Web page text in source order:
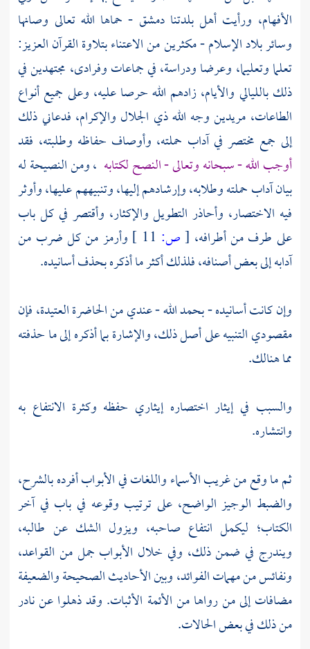
الأفهام، ورأيت أهل بلدتنادمشق - حماها الله تعالى وصانها
وسائر بلاد الإسلام - مكثرين من الاعتناء بتلاوة القرآن العزيز:
تعلما وتعليما، وعرضا ودراسة، في جماعات وفرادى، مجتهدين في
ذلك بالليالي والأيام، زادهم الله حرصا عليه، وعلى جميع أنواع
الطاعات، مريدين وجه الله ذي الجلال والإكرام، فدعاني ذلك
إلى جمع مختصر في آداب حملته، وأوصاف حفاظه وطلبته، فقد
أوجب الله - سبحانه وتعالى - النصح لكتابه ، ومن النصيحة له
بيان آداب حملته وطلابه، وإرشادهم إليها، وتنبيههم عليها، وأوثر
فيه الاختصار، وأحاذر التطويل والإكثار، وأقتصر في كل باب
على طرف من أطرافه، [ص:
وأرمز من كل ضرب من
آدابه إلى بعض أصنافه، فلذلك أكثر ما أذكره بحذف أسانيده.
وإن كانت أسانيده - بحمد الله - عندي من الحاضرة العتيدة، فإن
مقصودي التنبيه على أصل ذلك، والإشارة بما أذكره إلى ما حذفته
مما هنالك.
والسبب في إيثار اختصاره إيثاري حفظه وكثرة الانتفاع به
وانتشاره.
ثم ما وقع من غريب الأسماء واللغات في الأبواب أفرده بالشرح،
والضبط الوجيز الواضح، على ترتيب وقوعه في باب في آخر
الكتاب؛ ليكمل انتفاع صاحبه، ويزول الشك عن طالبه،
ويندرج في ضمن ذلك، وفي خلال الأبواب جمل من القواعد،
ونفائس من مهمات الفوائد، وبين الأحاديث الصحيحة والضعيفة
مضافات إلى من رواها من الأئمة الأثبات. وقد ذهلوا عن نادر
من ذلك في بعض الحالات.